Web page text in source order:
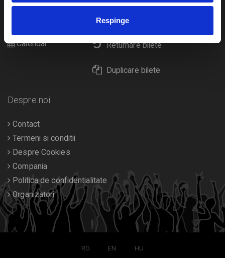
Respinge
Livrare prin curier
Returnare bilete
Duplicare bilete
Cultura
Calendar
Despre noi
Contact
Termeni si conditii
Despre Cookies
Compania
Politica de confidentialitate
Organizatori
RO EN HU